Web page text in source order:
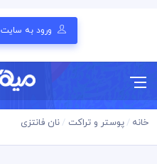
ورود به سایت
خانه پوستر و تراکت نان فانتزی